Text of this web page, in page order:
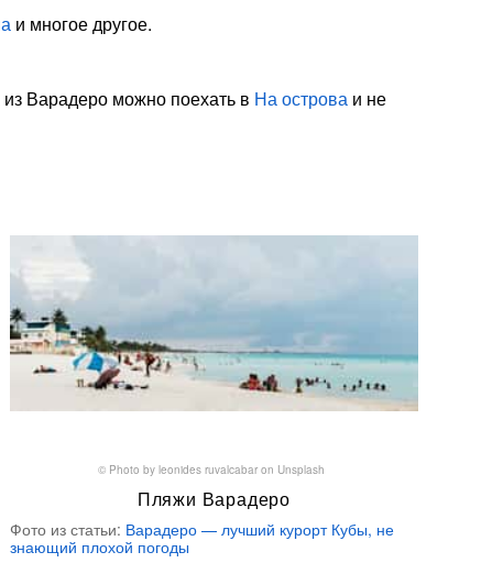
и многое другое.
Варадеро можно поехать в На острова и не
© Photo by leonides ruvalcabar on Unsplash
Пляжи Варадеро
Фото из статьи: Варадеро — лучший курорт Кубы, не
знающий плохой погоды